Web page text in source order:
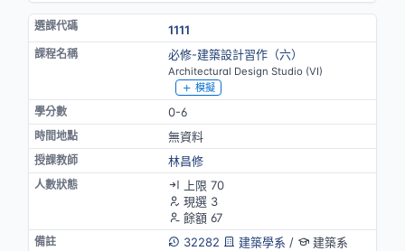
1111
必修-建築設計習作（六）
Architectural Design Studio (VI)
模擬
0-6
無資料
林昌修
上限 70
現選 3
餘額 67
32282
建築學系 / 建築系